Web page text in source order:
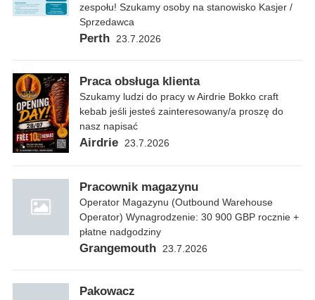
zespołu! Szukamy osoby na stanowisko Kasjer /
Sprzedawca
Perth 23.7.2026
Praca obsługa klienta
Szukamy ludzi do pracy w Airdrie Bokko craft
kebab jeśli jesteś zainteresowany/a proszę do
nasz napisać
Airdrie 23.7.2026
Pracownik magazynu
Operator Magazynu (Outbound Warehouse
Operator) Wynagrodzenie: 30 900 GBP rocznie +
płatne nadgodziny
Grangemouth 23.7.2026
Pakowacz